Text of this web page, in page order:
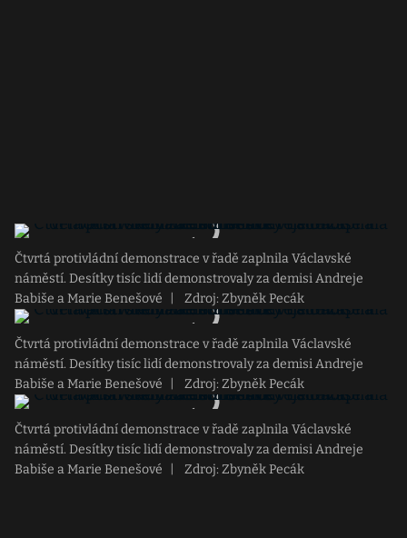
Čtvrtá protivládní demonstrace v řadě zaplnila Václavské
náměstí. Desítky tisíc lidí demonstrovaly za demisi Andreje
Babiše a Marie Benešové
Zdroj: Zbyněk Pecák
Čtvrtá protivládní demonstrace v řadě zaplnila Václavské
náměstí. Desítky tisíc lidí demonstrovaly za demisi Andreje
Babiše a Marie Benešové
Zdroj: Zbyněk Pecák
Čtvrtá protivládní demonstrace v řadě zaplnila Václavské
náměstí. Desítky tisíc lidí demonstrovaly za demisi Andreje
Babiše a Marie Benešové
Zdroj: Zbyněk Pecák